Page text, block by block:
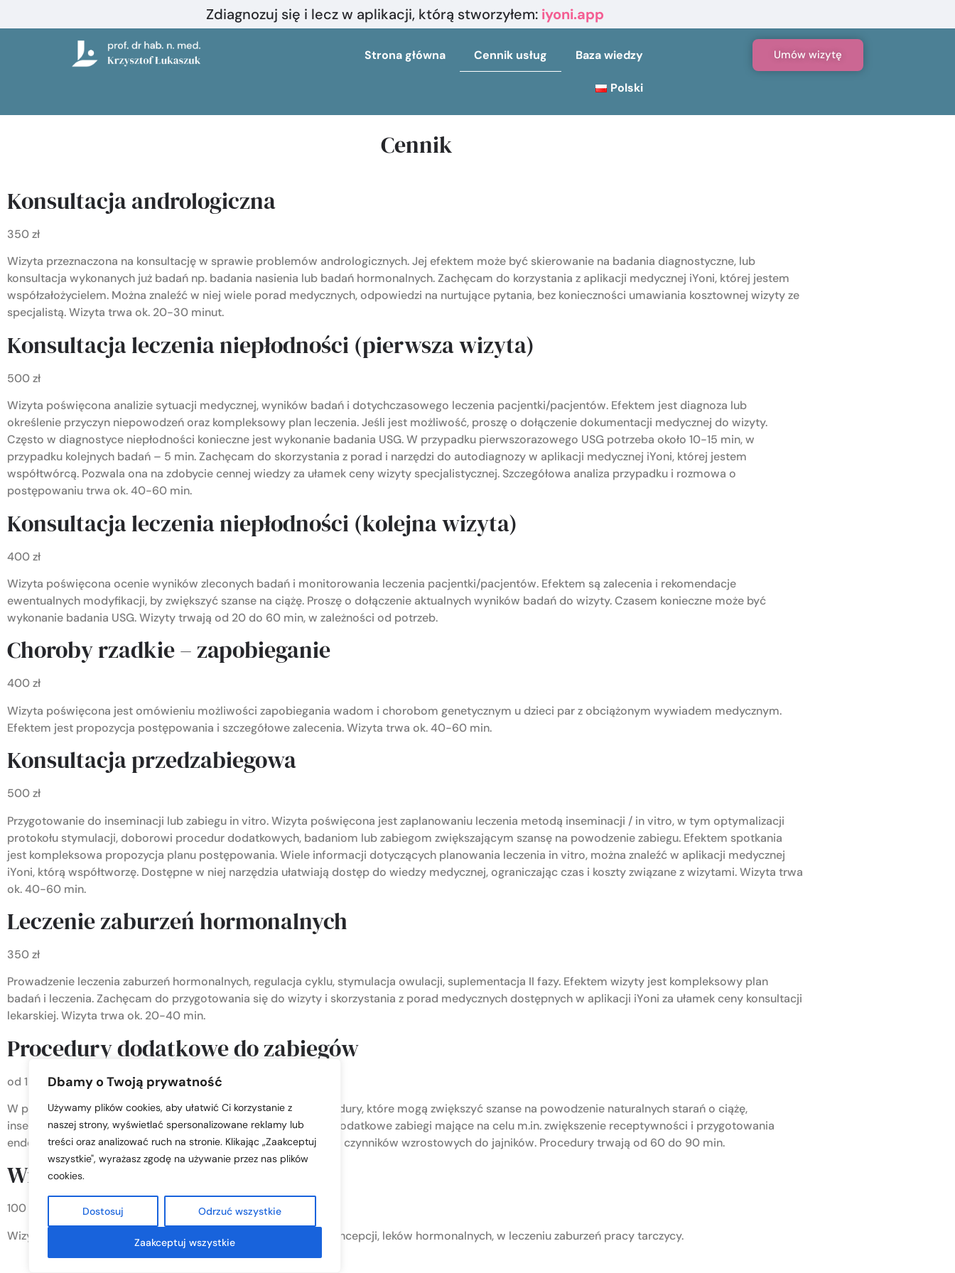
Dbamy o Twoją prywatność
Używamy plików cookies, aby ułatwić Ci korzystanie z
naszej strony, wyświetlać spersonalizowane reklamy lub
treści oraz analizować ruch na stronie. Klikając „Zaakceptuj
wszystkie", wyrażasz zgodę na używanie przez nas plików
cookies.
Dostosuj Odrzuć wszystkie
Zaakceptuj wszystkie
Zdiagnozuj się i lecz w aplikacji, którą stworzyłem: iyoni.app
Strona główna Cennik usług Baza wiedzy
Polski
Umów wizytę
Cennik
Konsultacja andrologiczna
350 zł
Wizyta przeznaczona na konsultację w sprawie problemów andrologicznych. Jej efektem może być skierowanie na badania diagnostyczne, lub
konsultacja wykonanych już badań np. badania nasienia lub badań hormonalnych. Zachęcam do korzystania z aplikacji medycznej iYoni, której jestem
współzałożycielem. Można znaleźć w niej wiele porad medycznych, odpowiedzi na nurtujące pytania, bez konieczności umawiania kosztownej wizyty ze
specjalistą. Wizyta trwa ok. 20-30 minut.
Konsultacja leczenia niepłodności (pierwsza wizyta)
500 zł
Wizyta poświęcona analizie sytuacji medycznej, wyników badań i dotychczasowego leczenia pacjentki/pacjentów. Efektem jest diagnoza lub
określenie przyczyn niepowodzeń oraz kompleksowy plan leczenia. Jeśli jest możliwość, proszę o dołączenie dokumentacji medycznej do wizyty.
Często w diagnostyce niepłodności konieczne jest wykonanie badania USG. W przypadku pierwszorazowego USG potrzeba około 10-15 min, w
przypadku kolejnych badań – 5 min. Zachęcam do skorzystania z porad i narzędzi do autodiagnozy w aplikacji medycznej iYoni, której jestem
współtwórcą. Pozwala ona na zdobycie cennej wiedzy za ułamek ceny wizyty specjalistycznej. Szczegółowa analiza przypadku i rozmowa o
postępowaniu trwa ok. 40-60 min.
Konsultacja leczenia niepłodności (kolejna wizyta)
400 zł
Wizyta poświęcona ocenie wyników zleconych badań i monitorowania leczenia pacjentki/pacjentów. Efektem są zalecenia i rekomendacje
ewentualnych modyfikacji, by zwiększyć szanse na ciążę. Proszę o dołączenie aktualnych wyników badań do wizyty. Czasem konieczne może być
wykonanie badania USG. Wizyty trwają od 20 do 60 min, w zależności od potrzeb.
Choroby rzadkie – zapobieganie
400 zł
Wizyta poświęcona jest omówieniu możliwości zapobiegania wadom i chorobom genetycznym u dzieci par z obciążonym wywiadem medycznym.
Efektem jest propozycja postępowania i szczegółowe zalecenia. Wizyta trwa ok. 40-60 min.
Konsultacja przedzabiegowa
500 zł
Przygotowanie do inseminacji lub zabiegu in vitro. Wizyta poświęcona jest zaplanowaniu leczenia metodą inseminacji / in vitro, w tym optymalizacji
protokołu stymulacji, doborowi procedur dodatkowych, badaniom lub zabiegom zwiększającym szansę na powodzenie zabiegu. Efektem spotkania
jest kompleksowa propozycja planu postępowania. Wiele informacji dotyczących planowania leczenia in vitro, można znaleźć w aplikacji medycznej
iYoni, którą współtworzę. Dostępne w niej narzędzia ułatwiają dostęp do wiedzy medycznej, ograniczając czas i koszty związane z wizytami. Wizyta trwa
ok. 40-60 min.
Leczenie zaburzeń hormonalnych
350 zł
Prowadzenie leczenia zaburzeń hormonalnych, regulacja cyklu, stymulacja owulacji, suplementacja II fazy. Efektem wizyty jest kompleksowy plan
badań i leczenia. Zachęcam do przygotowania się do wizyty i skorzystania z porad medycznych dostępnych w aplikacji iYoni za ułamek ceny konsultacji
lekarskiej. Wizyta trwa ok. 20-40 min.
Procedury dodatkowe do zabiegów
od 1200 zł
W przypadku wskazań proponuję Pacjentom dodatkowe procedury, które mogą zwiększyć szanse na powodzenie naturalnych starań o ciążę,
inseminacji lub zapłodnienia pozaustrojowego. Obejmują one dodatkowe zabiegi mające na celu m.in. zwiększenie receptywności i przygotowania
endometrium czy poprawę rezerwy jajnikowej poprzez podanie czynników wzrostowych do jajników. Procedury trwają od 60 do 90 min.
Wizyta recepturowa
100 zł
Wizyta w celu wypisania leków w kontynuacji terapii np. antykoncepcji, leków hormonalnych, w leczeniu zaburzeń pracy tarczycy.